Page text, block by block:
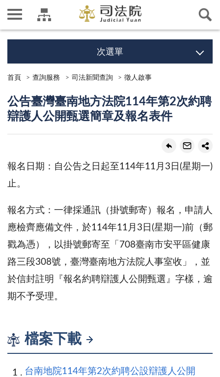
次選單
首頁 查詢服務 司法新聞查詢 徵人啟事
公告臺灣臺南地方法院114年第2次約聘
辯護人公開甄選簡章及報名表件
報名日期：自公告之日起至114年11月3日(星期一)
止。
報名方式：一律採通訊（掛號郵寄）報名，申請人
應檢齊應備文件，於114年11月3日(星期一)前（郵
戳為憑），以掛號郵寄至「708臺南市安平區健康
路三段308號，臺灣臺南地方法院人事室收」，並
於信封註明『報名約聘辯護人公開甄選』字樣，逾
期不予受理。
檔案下載
台南地院114年第2次約聘公設辯護人公開